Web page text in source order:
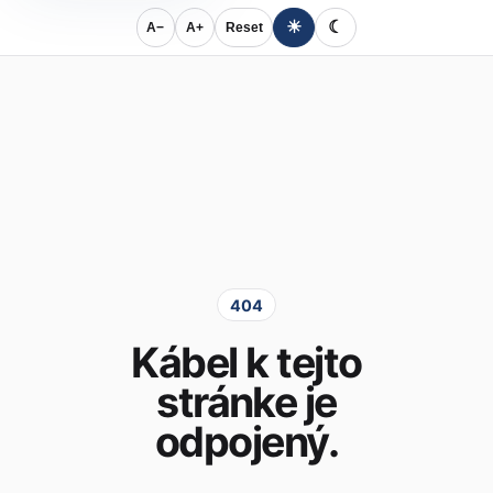
A− A+ Reset ☀ ☾
404
Kábel k tejto
stránke je
odpojený.